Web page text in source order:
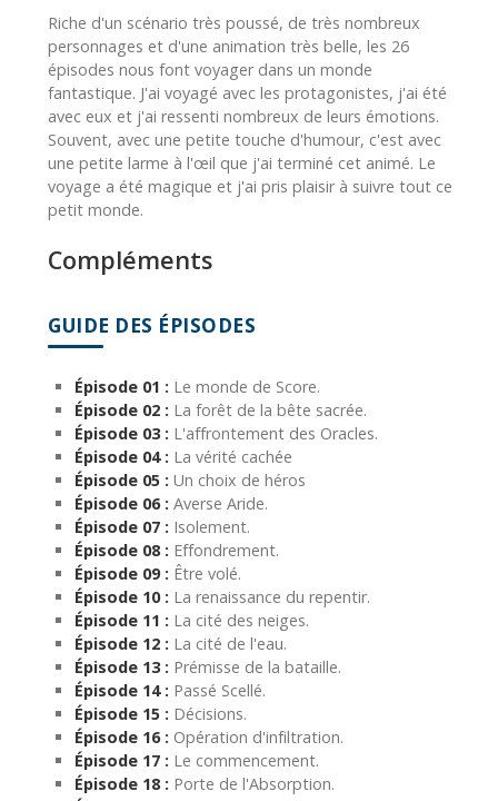
Riche d'un scénario très poussé, de très nombreux
personnages et d'une animation très belle, les 26
épisodes nous font voyager dans un monde
fantastique. J'ai voyagé avec les protagonistes, j'ai été
avec eux et j'ai ressenti nombreux de leurs émotions.
Souvent, avec une petite touche d'humour, c'est avec
une petite larme à l'œil que j'ai terminé cet animé. Le
voyage a été magique et j'ai pris plaisir à suivre tout ce
petit monde.
Compléments
GUIDE DES ÉPISODES
Épisode 01 : Le monde de Score.
Épisode 02 : La forêt de la bête sacrée.
Épisode 03 : L'affrontement des Oracles.
Épisode 04 : La vérité cachée
Épisode 05 : Un choix de héros
Épisode 06 : Averse Aride.
Épisode 07 : Isolement.
Épisode 08 : Effondrement.
Épisode 09 : Être volé.
Épisode 10 : La renaissance du repentir.
Épisode 11 : La cité des neiges.
Épisode 12 : La cité de l'eau.
Épisode 13 : Prémisse de la bataille.
Épisode 14 : Passé Scellé.
Épisode 15 : Décisions.
Épisode 16 : Opération d'infiltration.
Épisode 17 : Le commencement.
Épisode 18 : Porte de l'Absorption.